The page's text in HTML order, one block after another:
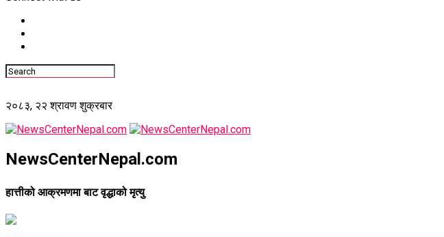
२०८३, २२ श्रावण शुक्रबार
NewsCenterNepal.com
हात्तीको आक्रमणमा बाट वृद्धाको मृत्यु